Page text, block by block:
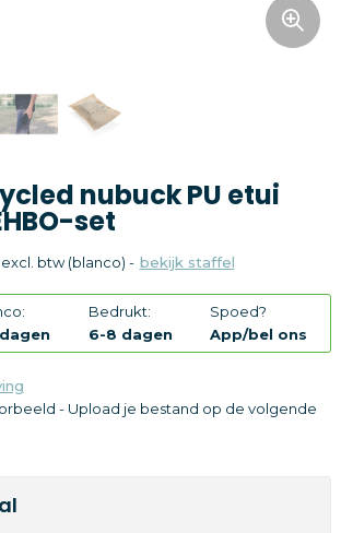
nubuck PU etui
set
btw (blanco) - bekijk staffel
Bedrukt:
6-8 dagen
Spoed?
App/bel ons
- Upload je bestand op de volgende